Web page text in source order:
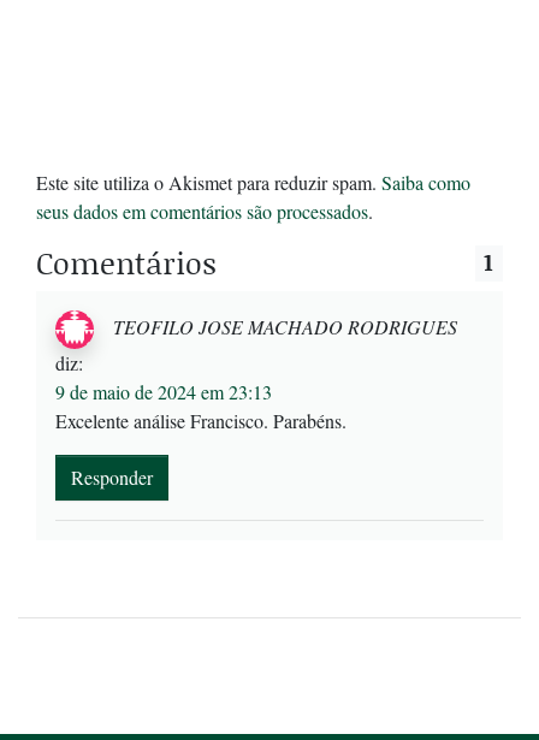
Este site utiliza o Akismet para reduzir spam. Saiba como
seus dados em comentários são processados.
Comentários 1
TEOFILO JOSE MACHADO RODRIGUES
diz:
9 de maio de 2024 em 23:13
Excelente análise Francisco. Parabéns.
Responder